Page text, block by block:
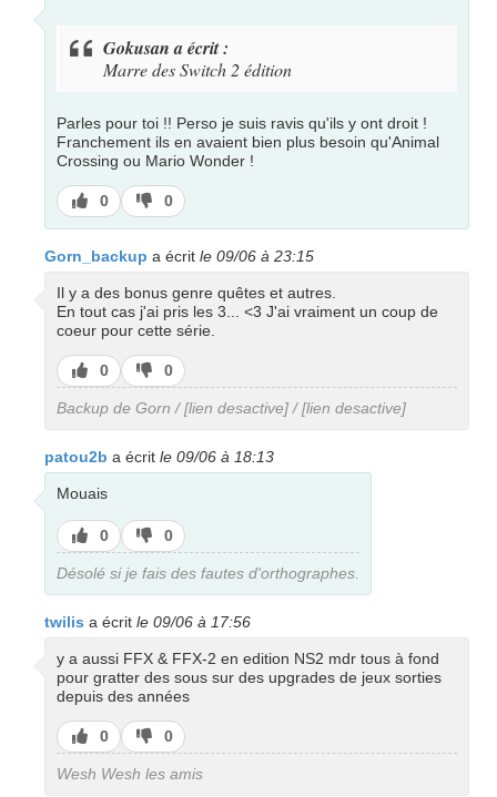
Gokusan a écrit :
Marre des Switch 2 édition
Parles pour toi !! Perso je suis ravis qu'ils y ont droit !
Franchement ils en avaient bien plus besoin qu'Animal
Crossing ou Mario Wonder !
J’aime
0
J’aime
pas
0
Gorn_backup a écrit le 09/06 à 23:15
Il y a des bonus genre quêtes et autres.
En tout cas j'ai pris les 3... <3 J'ai vraiment un coup de
coeur pour cette série.
J’aime
0
J’aime
pas
0
Backup de Gorn / [lien desactive] / [lien desactive]
patou2b a écrit le 09/06 à 18:13
Mouais
J’aime
0
J’aime
pas
0
Désolé si je fais des fautes d'orthographes.
twilis a écrit le 09/06 à 17:56
y a aussi FFX & FFX-2 en edition NS2 mdr tous à fond
pour gratter des sous sur des upgrades de jeux sorties
depuis des années
J’aime
0
J’aime
pas
0
Wesh Wesh les amis